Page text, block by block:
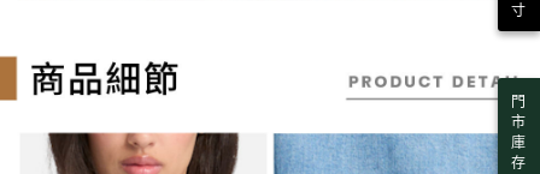
門
市
庫
存
寸